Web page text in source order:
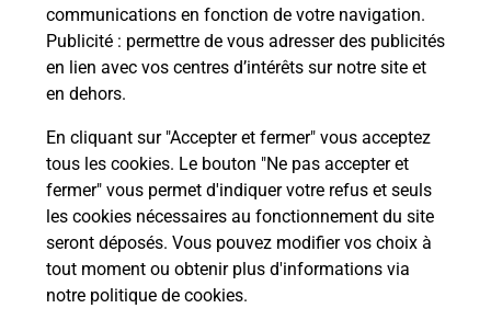
communications en fonction de votre navigation.
Publicité : permettre de vous adresser des publicités
en lien avec vos centres d’intérêts sur notre site et
en dehors.
En cliquant sur "Accepter et fermer" vous acceptez
tous les cookies. Le bouton "Ne pas accepter et
fermer" vous permet d'indiquer votre refus et seuls
les cookies nécessaires au fonctionnement du site
seront déposés. Vous pouvez modifier vos choix à
tout moment ou obtenir plus d'informations via
notre politique de cookies.
En savoir plus
Mayenne VAIGES